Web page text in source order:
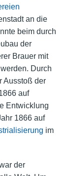
an die
beim durch
der
Brauer mit
Durch
Ausstoß der
auf
Entwicklung
1866 auf
im
der